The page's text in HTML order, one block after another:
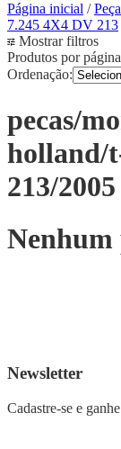
Página inicial /
7.245 4X4 DV 213
Mostrar filtros
Produtos por
Ordenação:
pecas/
holland/
213/2005
Newsletter
Cadastre-se e ganhe